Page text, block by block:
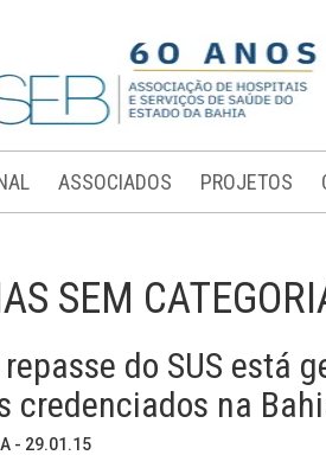
ASSOCIADOS PROJETOS
SEM
do SUS está
credenciados na
- 29.01.15